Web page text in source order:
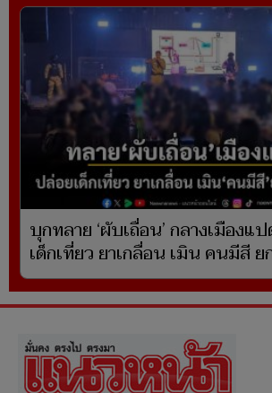
บุกทลาย ‘ผับเถื่อน’ กลางเมืองแ
เด็กเที่ยว ยาเกลื่อน เมิน คนมีสี